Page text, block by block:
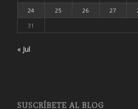
24
25 26 27
31
« Jul
SUSCRÍBETE AL BLOG